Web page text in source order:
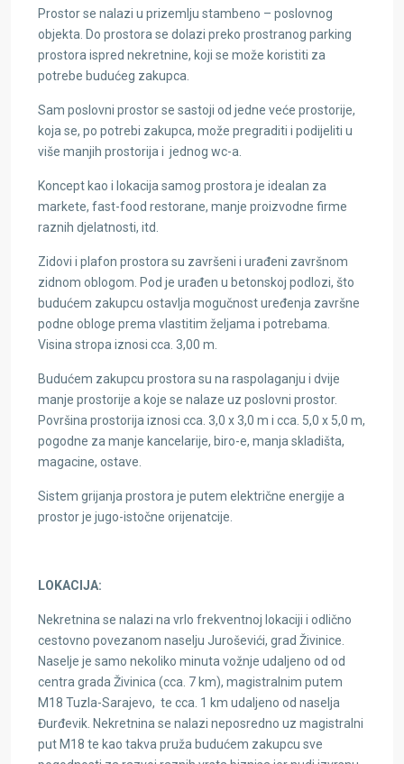
Prostor se nalazi u prizemlju stambeno – poslovnog
objekta. Do prostora se dolazi preko prostranog parking
prostora ispred nekretnine, koji se može koristiti za
potrebe budućeg zakupca.
Sam poslovni prostor se sastoji od jedne veće prostorije,
koja se, po potrebi zakupca, može pregraditi i podijeliti u
više manjih prostorija i jednog wc-a.
Koncept kao i lokacija samog prostora je idealan za
markete, fast-food restorane, manje proizvodne firme
raznih djelatnosti, itd.
Zidovi i plafon prostora su završeni i urađeni završnom
zidnom oblogom. Pod je urađen u betonskoj podlozi, što
budućem zakupcu ostavlja mogučnost uređenja završne
podne obloge prema vlastitim željama i potrebama.
Visina stropa iznosi cca. 3,00 m.
Budućem zakupcu prostora su na raspolaganju i dvije
manje prostorije a koje se nalaze uz poslovni prostor.
Površina prostorija iznosi cca. 3,0 x 3,0 m i cca. 5,0 x 5,0 m,
pogodne za manje kancelarije, biro-e, manja skladišta,
magacine, ostave.
Sistem grijanja prostora je putem električne energije a
prostor je jugo-istočne orijenatcije.
LOKACIJA:
Nekretnina se nalazi na vrlo frekventnoj lokaciji i odlično
cestovno povezanom naselju Juroševići, grad Živinice.
Naselje je samo nekoliko minuta vožnje udaljeno od od
centra grada Živinica (cca. 7 km), magistralnim putem
M18 Tuzla-Sarajevo, te cca. 1 km udaljeno od naselja
Đurđevik. Nekretnina se nalazi neposredno uz magistralni
put M18 te kao takva pruža budućem zakupcu sve